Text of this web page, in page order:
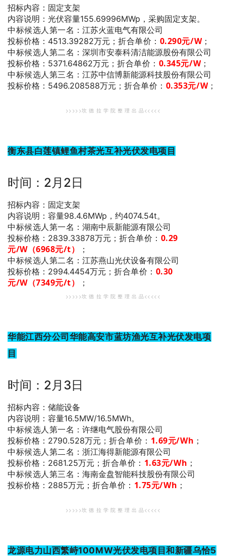
招标内容：固定支架
内容说明：光伏容量155.69996MWp，采购固定支架。
中标候选人第一名 ：江苏火蓝电气有限公司
投标价格：4513.39282万元； 折合单价： 0.290元/W ；
中标候选人第二名 ：深圳市安泰科清洁能源股份有限公司
投标价格：5371.64862万元； 折合单价： 0.345元/W ；
中标候选人第三名 ：江苏中信博新能源科技股份有限公司
投标价格：5496.208588万元； 折合单价： 0.353元/W ；
>>>>>坎 德 拉 学 院 整 理 出 品<<<<<
衡东县白莲镇鲤鱼村茶光互补光伏发电项目
时间：2月2日
招标内容：固定支架
内容说明：容量98.4.6MWp，约4074.54t。
中标候选人第一名 ：湖南中辰新能源有限公司
投标价格：2839.33878万元； 折合单价： 0.29
元/W（6968元/t）
；
中标候选人第二名 ：江苏燕山光伏设备有限公司
投标价格：2994.4454万元； 折合单价： 0.30
元/W（7349元/t）
；
>>>>>坎 德 拉 学 院 整 理 出 品<<<<<
华能江西分公司华能高安市蓝坊渔光互补光伏发电项
目
时间：2月3日
招标内容：储能设备
内容说明：容量16.5MW/16.5MWh。
中标候选人第一名 ：许继电气股份有限公司
投标价格：2790.528万元； 折合单价： 1.69元/Wh ；
中标候选人第二名 ：浙江海得新能源有限公司
投标价格：2681.25万元； 折合单价： 1.63元/Wh ；
中标候选人第三名 ：海南金盘智能科技股份有限公司
投标价格：2885万元； 折合单价： 1.75元/Wh ；
>>>>>坎 德 拉 学 院 整 理 出 品<<<<<
龙源电力山西繁峙100MW光伏发电项目和新疆乌恰5